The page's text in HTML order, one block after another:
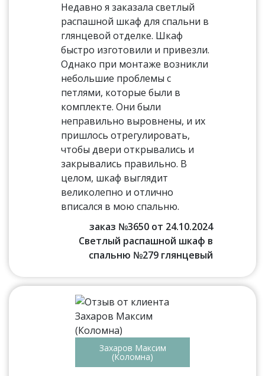
Недавно я заказала светлый
распашной шкаф для спальни в
глянцевой отделке. Шкаф
быстро изготовили и привезли.
Однако при монтаже возникли
небольшие проблемы с
петлями, которые были в
комплекте. Они были
неправильно выровнены, и их
пришлось отрегулировать,
чтобы двери открывались и
закрывались правильно. В
целом, шкаф выглядит
великолепно и отлично
вписался в мою спальню.
заказ №3650 от 24.10.2024
Светлый распашной шкаф в
спальню №279 глянцевый
Захаров Максим
(Коломна)